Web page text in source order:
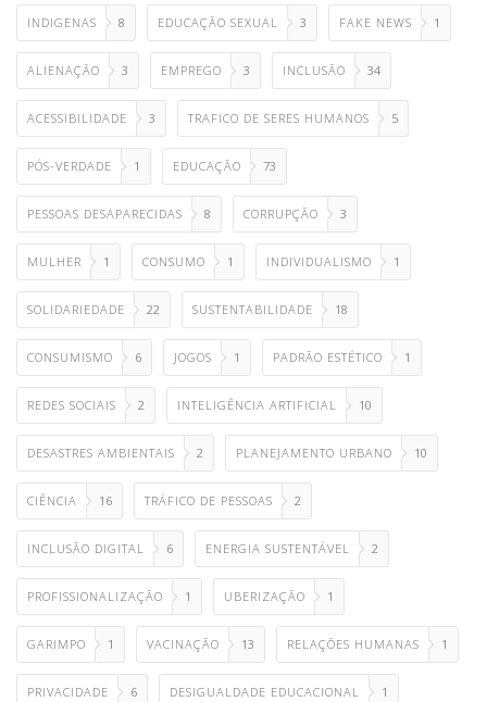
INDIGENAS 8 EDUCAÇÃO SEXUAL 3 FAKE NEWS 1
ALIENAÇÃO 3 EMPREGO 3 INCLUSÃO 34
ACESSIBILIDADE 3 TRAFICO DE SERES HUMANOS 5
PÓS-VERDADE 1 EDUCAÇÃO 73
PESSOAS DESAPARECIDAS 8 CORRUPÇÃO 3
MULHER 1 CONSUMO 1 INDIVIDUALISMO 1
SOLIDARIEDADE 22 SUSTENTABILIDADE 18
CONSUMISMO 6 JOGOS 1 PADRÃO ESTÉTICO 1
REDES SOCIAIS 2 INTELIGÊNCIA ARTIFICIAL 10
DESASTRES AMBIENTAIS 2 PLANEJAMENTO URBANO 10
CIÊNCIA 16 TRÁFICO DE PESSOAS 2
INCLUSÃO DIGITAL 6 ENERGIA SUSTENTÁVEL 2
PROFISSIONALIZAÇÃO 1 UBERIZAÇÃO 1
GARIMPO 1 VACINAÇÃO 13 RELAÇÕES HUMANAS 1
PRIVACIDADE 6 DESIGUALDADE EDUCACIONAL 1